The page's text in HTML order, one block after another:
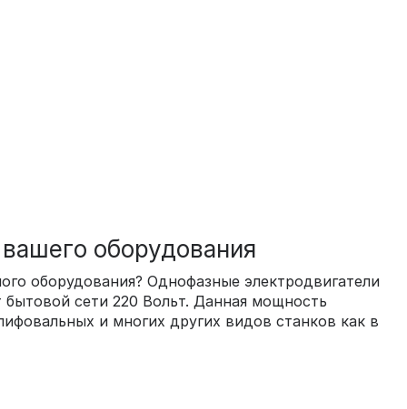
оборудования
оборудования? Однофазные электродвигатели
сети 220 Вольт. Данная мощность
и многих других видов станков как в